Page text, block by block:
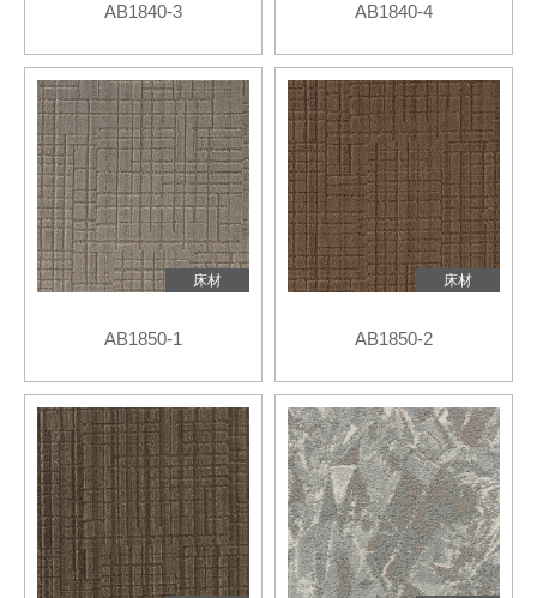
AB1840-3 AB1840-4
床材
AB1850-1
床材
AB1850-2